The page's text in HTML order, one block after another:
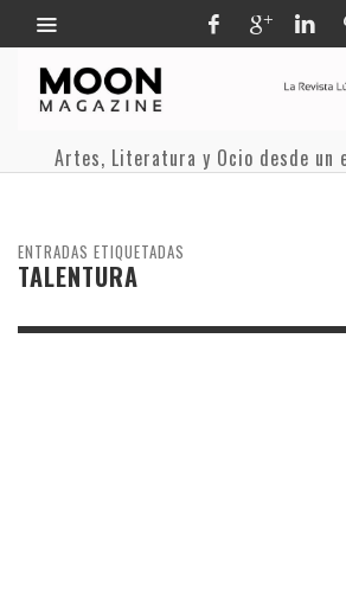
Artes, Literatura y Ocio desde un
ENTRADAS ETIQUETADAS
TALENTURA